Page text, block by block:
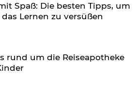
Spaß: Die besten Tipps, um
Lernen zu versüßen
rund um die Reiseapotheke